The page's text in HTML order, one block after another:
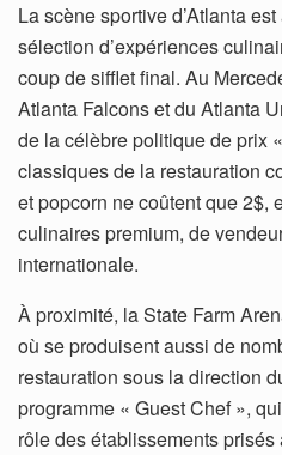
La scène sportive d’Atlanta
sélection d’expériences
coup de sifflet final. Au
Atlanta Falcons et du Atlanta
de la célèbre politique de prix
classiques de la restauration
et popcorn ne coûtent que 2$,
culinaires premium, de
internationale.
À proximité, la State Farm
où se produisent aussi de
restauration sous la direction
programme « Guest Chef »,
rôle des établissements